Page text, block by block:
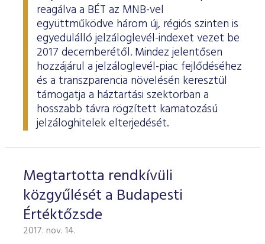
reagálva a BÉT az MNB-vel
együttműködve három új, régiós szinten is
egyedülálló jelzáloglevél-indexet vezet be
2017 decemberétől. Mindez jelentősen
hozzájárul a jelzáloglevél-piac fejlődéséhez
és a transzparencia növelésén keresztül
támogatja a háztartási szektorban a
hosszabb távra rögzített kamatozású
jelzáloghitelek elterjedését.
Megtartotta rendkívüli
közgyűlését a Budapesti
Értéktőzsde
2017. nov. 14.